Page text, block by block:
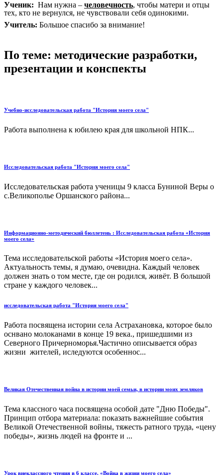
Ученик: Нам нужна – человечность, чтобы матери и отцы
тех, кто не вернулся, не чувствовали себя одинокими.
Учитель: Большое спасибо за внимание!
По теме: методические разработки,
презентации и конспекты
Учебно-исследовательская работа "История моего села"
Работа выполнена к юбилею края для школьной НПК...
Исследовательская работа "История моего села"
Исследовательская работа ученицы 9 класса Буниной Веры о
с.Великополье Оршанского района...
Информационно-методический бюллетень : Исследовательская работа «История
моего села»
Тема исследовательской работы «История моего села».
Актуальность темы, я думаю, очевидна. Каждый человек
должен знать о том месте, где он родился, живёт. В большой
стране у каждого человек...
исследовательская работа "История моего села"
Работа посвящена истории села Астрахановка, которое было
оснвано молоканами в конце 19 века., пришедшими из
Северного Причерноморья.Частично описывается образ
жизни жителей, иследуются особеннос...
Великая Отечественная война в истории моей семьи, в истории моих земляков
Тема классного часа посвящена особой дате "Дню Победы".
Принцип отбора материала: показать важнейшие события
Великой Отечественной войны, тяжесть ратного труда, «цену
победы», жизнь людей на фронте и ...
Урок внеклассного чтения в 6 классе. «Война в жизни моего села»